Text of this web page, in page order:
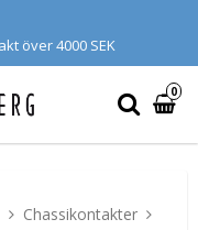
över 4000 SEK
0
Chassikontakter